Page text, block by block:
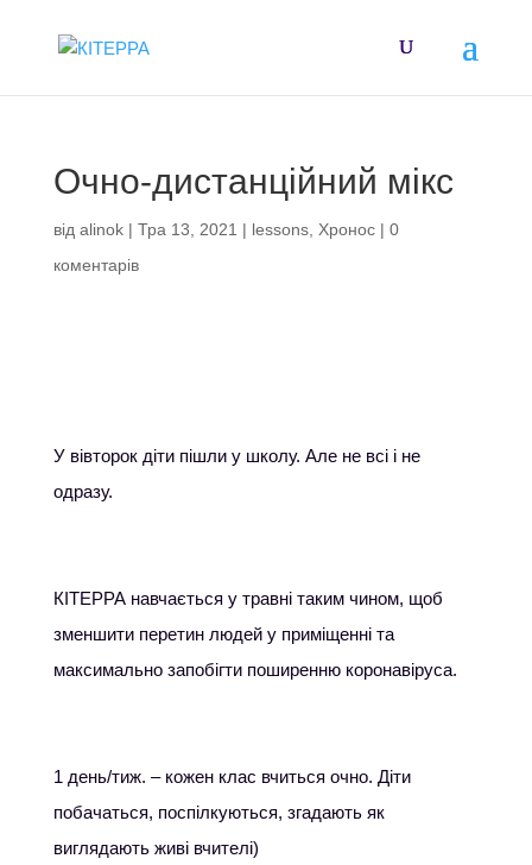
Очно-дистанційний мікс
від alinok| Тра 13, 2021 | lessons, Хронос| 0
коментарів
У вівторок діти пішли у школу. Але не всі і не
одразу.
КІТЕРРА навчається у травні таким чином, щоб
зменшити перетин людей у приміщенні та
максимально запобігти поширенню коронавіруса.
1 день/тиж. – кожен клас вчиться очно. Діти
побачаться, поспілкуються, згадають як
виглядають живі вчителі)